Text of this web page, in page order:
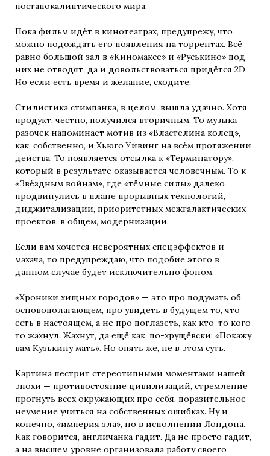
постапокалиптического мира.
Пока фильм идёт в кинотеатрах, предупрежу, что
можно подождать его появления на торрентах. Всё
равно большой зал в «Киномаксе» и «Руськино» под
них не отводят, да и довольствоваться придётся 2D.
Но если есть время и желание, сходите.
Стилистика стимпанка, в целом, вышла удачно. Хотя
продукт, честно, получился вторичным. То музыка
разочек напоминает мотив из «Властелина колец»,
как, собственно, и Хьюго Уивинг на всём протяжении
действа. То появляется отсылка к «Терминатору»,
который в результате оказывается человечным. То к
«Звёздным войнам», где «тёмные силы» далеко
продвинулись в плане прорывных технологий,
диджитализации, приоритетных межгалактических
проектов, в общем, модернизации.
Если вам хочется невероятных спецэффектов и
махача, то предупреждаю, что подобие этого в
данном случае будет исключительно фоном.
«Хроники хищных городов» — это про подумать об
основополагающем, про увидеть в будущем то, что
есть в настоящем, а не про поглазеть, как кто-то кого-
то жахнул. Жахнут, да ещё как, по-хрущёвски: «Покажу
вам Кузькину мать». Но опять же, не в этом суть.
Картина пестрит стереотипными моментами нашей
эпохи — противостояние цивилизаций, стремление
прогнуть всех окружающих про себя, поразительное
неумение учиться на собственных ошибках. Ну и
конечно, «империя зла», но в исполнении Лондона.
Как говорится, англичанка гадит. Да не просто гадит,
а на высшем уровне организовала работу своего